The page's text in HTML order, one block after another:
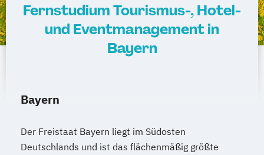
Fernstudium Tourismus-, Hotel-
und Eventmanagement in
Bayern
Bayern
Der Freistaat Bayern liegt im Südosten
Deutschlands und ist das flächenmäßig größte